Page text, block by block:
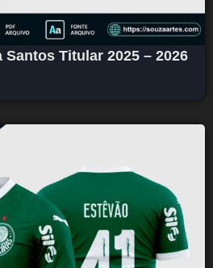
Santos Titular 2025 – 2026